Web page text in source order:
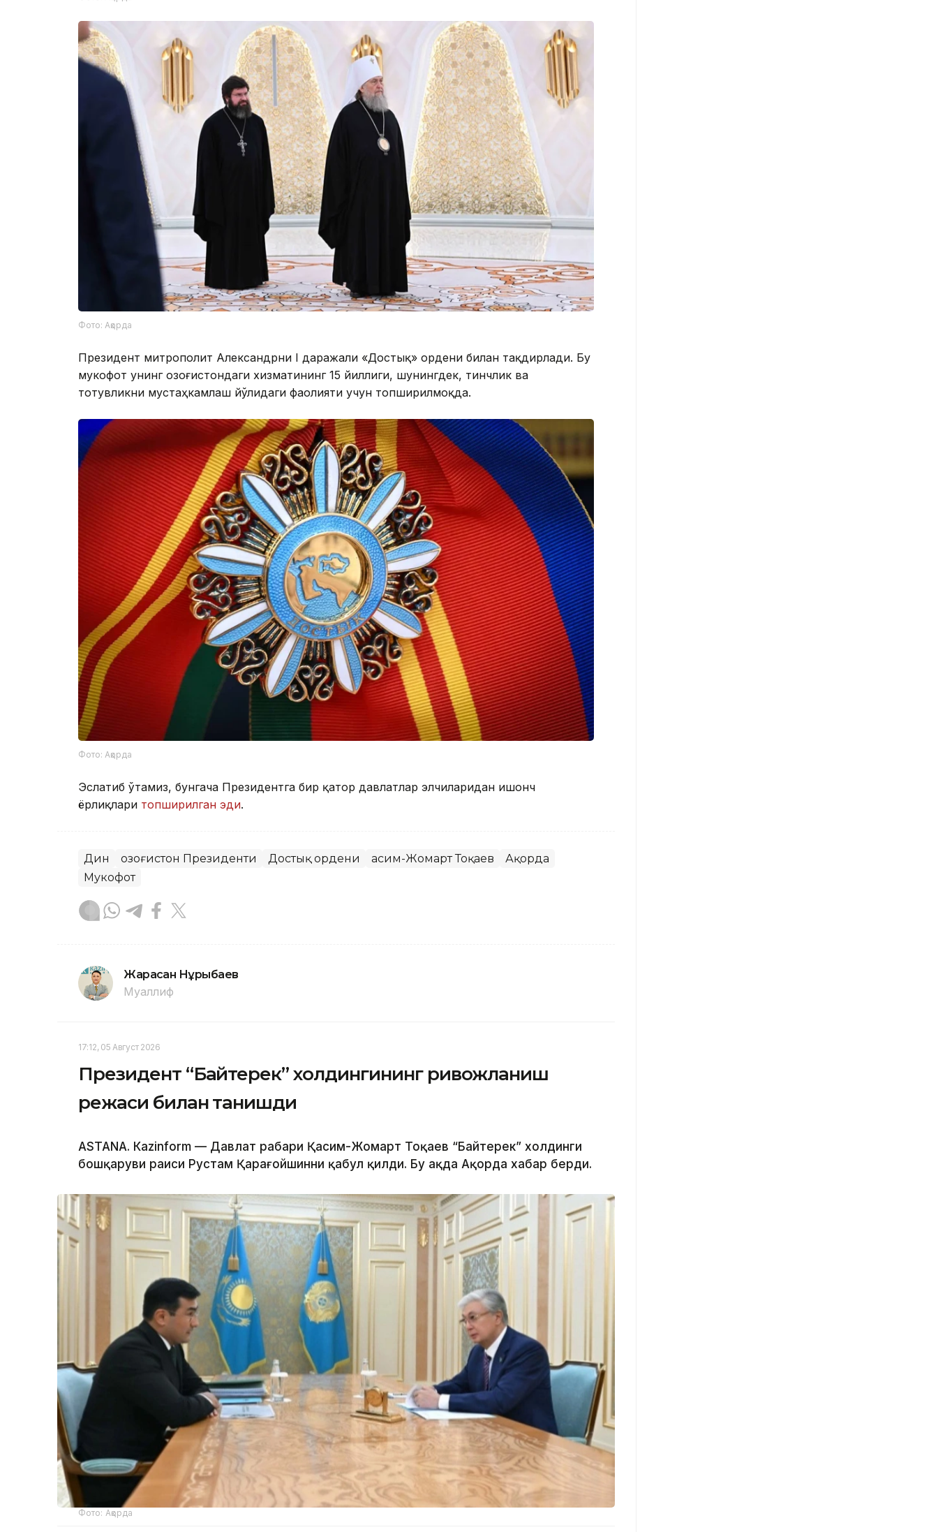
Фото: Ақорда
Президент митрополит Александрни I даражали «Достық» ордени билан тақдирлади. Бу
мукофот унинг Қозоғистондаги хизматининг 15 йиллиги, шунингдек, тинчлик ва
тотувликни мустаҳкамлаш йўлидаги фаолияти учун топширилмоқда.
Фото: Ақорда
Эслатиб ўтамиз, бунгача Президентга бир қатор давлатлар элчиларидан ишонч
ёрлиқлари топширилган эди.
Дин Қозоғистон Президенти Достық ордени Қасим-Жомарт Тоқаев
Ақорда
Мукофот
Жарасқан Нұрыбаев
Муаллиф
17:12, 05 Август 2026
Президент “Байтерек” холдингининг ривожланиш
режаси билан танишди
ASTANА. Каzinform — Давлат раҳбари Қасим-Жомарт Тоқаев “Байтерек” холдинги
бошқаруви раиси Рустам Қарағойшинни қабул қилди. Бу ҳақда Ақорда хабар берди.
Фото: Ақорда